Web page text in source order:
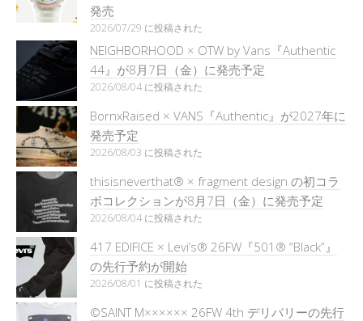
発売
2026/07/29 に投稿された
NEIGHBORHOOD × OTW by Vans『Authentic
44』が8月7日（金）に発売予定
2026/08/04 に投稿された
BornxRaised × VANS『Authentic』が2027年に
発売予定
2026/08/03 に投稿された
thisisneverthat® × fragment design の初コラ
ボコレクションが8月7日（金）に発売予定
2026/08/04 に投稿された
417 EDIFICE × Levi’s® 26FW『501®︎ “Black”』
の先行予約が開始
2026/08/01 に投稿された
©SAINT M×××××× 26FW 4th デリバリーの先行